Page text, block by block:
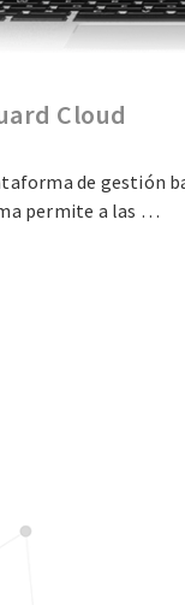
Cloud
de gestión
permite a las …